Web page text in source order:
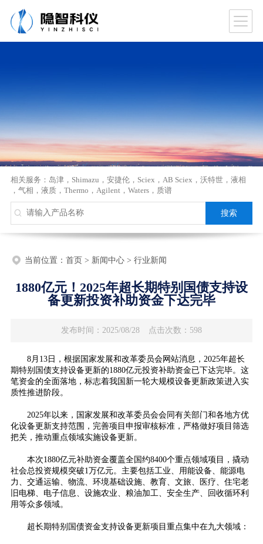
相关服务： 岛津， Shimazu ， 安捷伦， Sciex ， AB Sciex ， 沃特世， 液相
， 气相 ， 液质， Thermo ， Agilent ， Waters， 质谱
当前位置： 首页> 新闻中心> 行业新闻
1880亿元！2025年超长期特别国债支持设
备更新投资补助资金下达完毕
发布时间：2025/08/28 点击次数：598
8月13日，根据国家发展和改革委员会网站消息，2025年超长
期特别国债支持设备更新的1880亿元投资补助资金已下达完毕。这
笔资金的全面落地，标志着我国新一轮大规模设备更新政策进入实
质性推进阶段。
2025年以来，国家发展和改革委员会会同有关部门和各地方优
化设备更新支持范围，完善项目申报审核标准，严格做好项目筛选
把关，推动重点领域实施设备更新。
本次1880亿元补助资金覆盖全国约8400个重点领域项目，撬动
社会总投资规模突破1万亿元。主要包括工业、用能设备、能源电
力、交通运输、物流、环境基础设施、教育、文旅、医疗、住宅老
旧电梯、电子信息、设施农业、粮油加工、安全生产、回收循环利
用等众多领域。
超长期特别国债资金支持设备更新项目重点集中在九大领域：